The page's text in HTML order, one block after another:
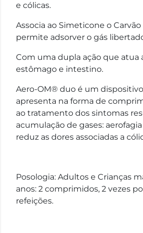
e cólicas.
Associa ao Simeticone o
permite adsorver o gás
Com uma dupla ação que atua
estômago e intestino.
Aero-OM® duo é um
apresenta na forma de
ao tratamento dos sintomas
acumulação de gases:
reduz as dores associadas a
Posologia: Adultos e Crianças
anos: 2 comprimidos, 2 vezes
refeições.